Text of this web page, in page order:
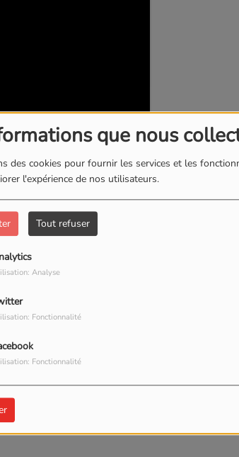
que nous
des cookies pour fournir les services et les
l'expérience de nos utilisateurs.
Tout refuser
Analyse
Fonctionnalité
Fonctionnalité
commenter cet article
CONNECTER